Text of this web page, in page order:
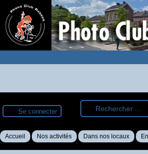
Se connecter
Accueil Nos activités Dans nos locaux